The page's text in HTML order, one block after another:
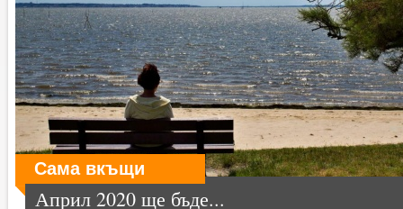
Сама вкъщи
Април 2020 ще бъде...